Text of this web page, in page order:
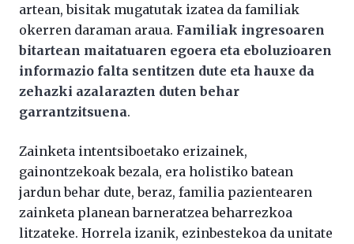
artean, bisitak mugatutak izatea da familiak
okerren daraman araua. Familiak ingresoaren
bitartean maitatuaren egoera eta eboluzioaren
informazio falta sentitzen dute eta hauxe da
zehazki azalarazten duten behar
garrantzitsuena.
Zainketa intentsiboetako erizainek,
gainontzekoak bezala, era holistiko batean
jardun behar dute, beraz, familia pazientearen
zainketa planean barneratzea beharrezkoa
litzateke. Horrela izanik, ezinbestekoa da unitate